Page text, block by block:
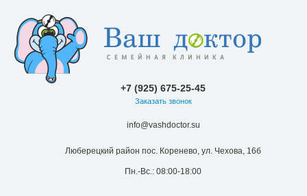
+7 (925) 675-25-45
Заказать звонок
info@vashdoctor.su
Люберецкий район пос. Коренево, ул. Чехова, 16б
Пн.-Вс.: 08:00-18:00